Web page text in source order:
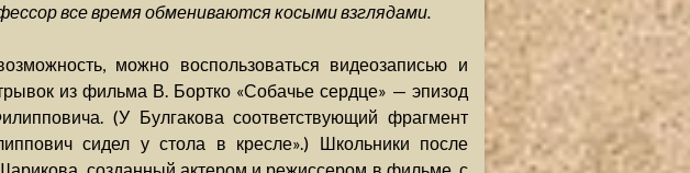
все время обмениваются косыми взглядами.
можно воспользоваться видеозаписью и
из фильма В. Бортко «Собачье сердце» — эпизод
(У Булгакова соответствующий фрагмент
сидел у стола в кресле».) Школьники после